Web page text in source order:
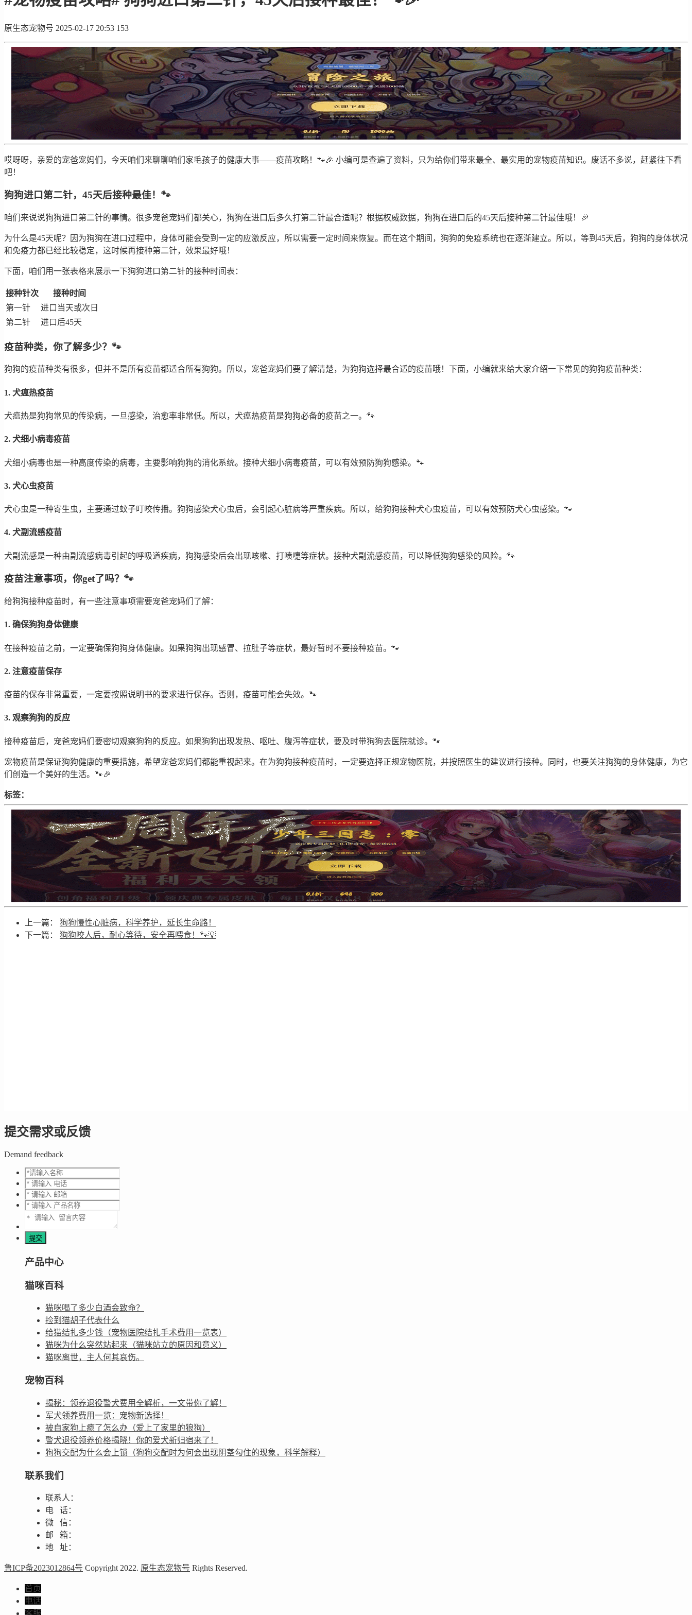
原生态宠物号 2025-02-17 20:53 153
哎呀呀，亲爱的宠爸宠妈们，今天咱们来聊聊咱们家毛孩子的健康大事——疫苗攻略！🐾🎉 小编可是查遍了资料，只为给你们带来最全、最实用的宠物疫苗知识。废话不多说，赶紧往下看
吧！
狗狗进口第二针，45天后接种最佳！🐾
咱们来说说狗狗进口第二针的事情。很多宠爸宠妈们都关心，狗狗在进口后多久打第二针最合适呢？根据权威数据，狗狗在进口后的45天后接种第二针最佳哦！🎉
为什么是45天呢？因为狗狗在进口过程中，身体可能会受到一定的应激反应，所以需要一定时间来恢复。而在这个期间，狗狗的免疫系统也在逐渐建立。所以，等到45天后，狗狗的身体状况
和免疫力都已经比较稳定，这时候再接种第二针，效果最好哦！
下面，咱们用一张表格来展示一下狗狗进口第二针的接种时间表：
接种针次
接种时间
第一针
进口当天或次日
第二针
进口后45天
疫苗种类，你了解多少？🐾
狗狗的疫苗种类有很多，但并不是所有疫苗都适合所有狗狗。所以，宠爸宠妈们要了解清楚，为狗狗选择最合适的疫苗哦！下面，小编就来给大家介绍一下常见的狗狗疫苗种类：
1. 犬瘟热疫苗
犬瘟热是狗狗常见的传染病，一旦感染，治愈率非常低。所以，犬瘟热疫苗是狗狗必备的疫苗之一。🐾
2. 犬细小病毒疫苗
犬细小病毒也是一种高度传染的病毒，主要影响狗狗的消化系统。接种犬细小病毒疫苗，可以有效预防狗狗感染。🐾
3. 犬心虫疫苗
犬心虫是一种寄生虫，主要通过蚊子叮咬传播。狗狗感染犬心虫后，会引起心脏病等严重疾病。所以，给狗狗接种犬心虫疫苗，可以有效预防犬心虫感染。🐾
4. 犬副流感疫苗
犬副流感是一种由副流感病毒引起的呼吸道疾病，狗狗感染后会出现咳嗽、打喷嚏等症状。接种犬副流感疫苗，可以降低狗狗感染的风险。🐾
疫苗注意事项，你get了吗？🐾
给狗狗接种疫苗时，有一些注意事项需要宠爸宠妈们了解：
1. 确保狗狗身体健康
在接种疫苗之前，一定要确保狗狗身体健康。如果狗狗出现感冒、拉肚子等症状，最好暂时不要接种疫苗。🐾
2. 注意疫苗保存
疫苗的保存非常重要，一定要按照说明书的要求进行保存。否则，疫苗可能会失效。🐾
3. 观察狗狗的反应
接种疫苗后，宠爸宠妈们要密切观察狗狗的反应。如果狗狗出现发热、呕吐、腹泻等症状，要及时带狗狗去医院就诊。🐾
宠物疫苗是保证狗狗健康的重要措施，希望宠爸宠妈们都能重视起来。在为狗狗接种疫苗时，一定要选择正规宠物医院，并按照医生的建议进行接种。同时，也要关注狗狗的身体健康，为它
们创造一个美好的生活。🐾🎉
标签：
上一篇： 狗狗慢性心脏病，科学养护，延长生命路！
下一篇： 狗狗咬人后，耐心等待，安全再喂食！🐾💡
提交需求或反馈
Demand feedback
产品中心
猫咪百科
猫咪喝了多少白酒会致命？
捡到猫胡子代表什么
给猫结扎多少钱（宠物医院结扎手术费用一览表）
猫咪为什么突然站起来（猫咪站立的原因和意义）
猫咪离世，主人何其哀伤。
宠物百科
揭秘：领养退役警犬费用全解析，一文带你了解！
军犬领养费用一览：宠物新选择！
被自家狗上瘾了怎么办（爱上了家里的狼狗）
警犬退役领养价格揭晓！你的爱犬新归宿来了！
狗狗交配为什么会上锁（狗狗交配时为何会出现阴茎勾住的现象，科学解释）
联系我们
联系人：
电 话：
微 信：
邮 箱：
地 址：
鲁ICP备2023012864号 Copyright 2022. 原生态宠物号 Rights Reserved.
首页
电话